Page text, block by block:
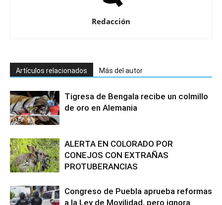
Redacción
Artículos relacionados Más del autor
Tigresa de Bengala recibe un colmillo
de oro en Alemania
ALERTA EN COLORADO POR
CONEJOS CON EXTRAÑAS
PROTUBERANCIAS
Congreso de Puebla aprueba reformas
a la Ley de Movilidad, pero ignora